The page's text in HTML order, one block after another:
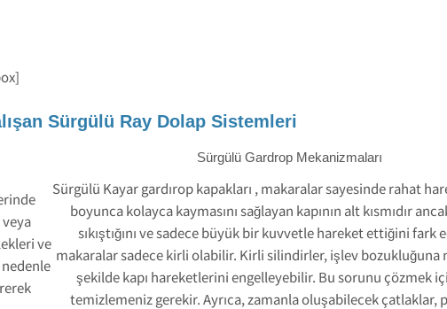
Sürgülü Ray Dolap Sistemleri
ve
Sürgülü Gardrop Mekanizmaları
Sürgülü Kayar gardırop kapakları , makaralar sayesinde rahat
boyunca kolayca kaymasını sağlayan kapının alt kısmıdır
sıkıştığını ve sadece büyük bir kuvvetle hareket ettiğini fark
makaralar sadece kirli olabilir. Kirli silindirler, işlev bozukluğuna
şekilde kapı hareketlerini engelleyebilir. Bu sorunu çözmek
temizlemeniz gerekir. Ayrıca, zamanla oluşabilecek çatlaklar,